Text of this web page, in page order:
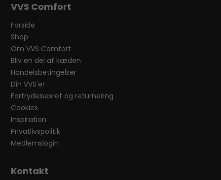
VVS Comfort
Forside
Shop
Om VVS Comfort
Bliv en del af kæden
Handelsbetingelser
Din VVS'er
Fortrydelsesret og returnering
Cookies
Inspiration
Privatlivspolitik
Medlemslogin